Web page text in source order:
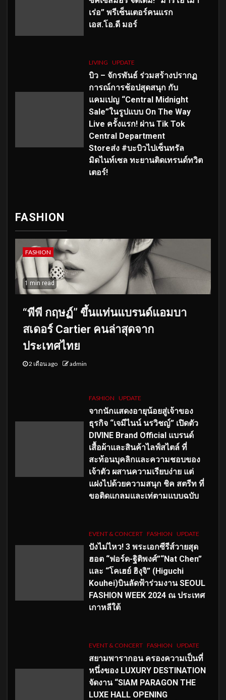
เร่อ” พรีเซ็นเตอร์คนแรก
เอส.โอ.ดี มอร์
LIVING UPDATE
บิว – จักรพันธ์ ร่วมสร้างปรากฏ
การณ์การช้อปสุดสนุก กับ
แคมเปญ “Central Midnight
Sale”ในรูปแบบ On The Way
Live ครั้งแรก! ผ่าน Tik Tok
Central Department
Storeส่ง #บะบิวไปเซ็นทรัล
มิดไนท์เซล ทะยานติดเทรนด์ทวิต
เตอร์!
FASHION
FASHION
1 min read
“พีพี กฤษฏ์” ขึ้นแท่นแบรนด์แอมบา
สเดอร์ Cartier คนล่าสุดจาก
ประเทศไทย
2 เดือน ago admin
FASHION UPDATE
จากนักแสดงอายุน้อยสู่เจ้าของ
ธุรกิจ “เจมีไนน์ นรวิชญ์” เปิดตัว
DIVINE Brand Official แบรนด์
เสื้อผ้าและสินค้าไลฟ์สไตล์ ที่
สะท้อนบุคลิกและความชอบของ
เจ้าตัว ผสานความเรียบง่าย แต่
แฝงไปด้วยความสนุก ชิค สตรีท ที่
ขอติดแกลมและเท่ตามแบบฉบับ
EVENT & CONCERT FASHION UPDATE
ปังไม่ไหว! 3 พระเอกซีรีส์วายสุด
ฮอต “ฟอร์ด-ฐิติพงศ์”“Nat Chen”
และ “โคเฮย์ ฮิงุจิ” (Higuchi
Kouhei)บินลัดฟ้าร่วมงาน SEOUL
FASHION WEEK 2024 ณ ประเทศ
เกาหลีใต้
EVENT & CONCERT FASHION UPDATE
สยามพารากอน ครองความเป็นที่
หนึ่งของ LUXURY DESTINATION
จัดงาน “SIAM PARAGON THE
LUXE HALL OPENING